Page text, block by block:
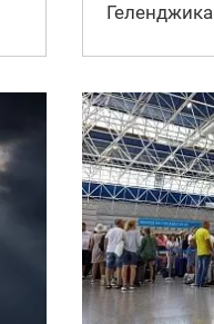
Геленджика